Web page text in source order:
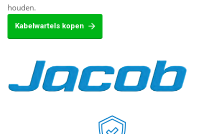
houden.
Kabelwartels kopen